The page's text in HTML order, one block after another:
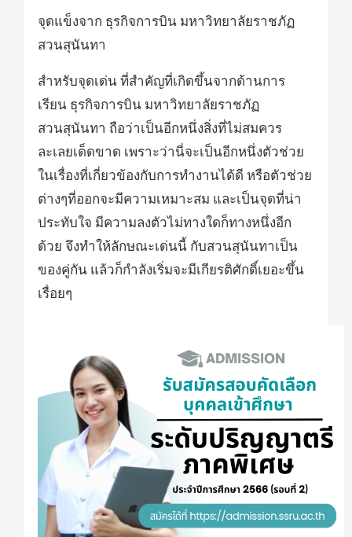
จุดแข็งจาก ธุรกิจการบิน มหาวิทยาลัยราชภัฏ
สวนสุนันทา
สำหรับจุดเด่น ที่สำคัญที่เกิดขึ้นจากด้านการ
เรียน ธุรกิจการบิน มหาวิทยาลัยราชภัฏ
สวนสุนันทา ถือว่าเป็นอีกหนึ่งสิ่งที่ไม่สมควร
ละเลยเด็ดขาด เพราะว่านี่จะเป็นอีกหนึ่งตัวช่วย
ในเรื่องที่เกี่ยวข้องกับการทำงานได้ดี หรือตัวช่วย
ต่างๆที่ออกจะมีความเหมาะสม และเป็นจุดที่น่า
ประทับใจ มีความลงตัวไม่ทางใดก็ทางหนึ่งอีก
ด้วย จึงทำให้ลักษณะเด่นนี้ กับสวนสุนันทาเป็น
ของคู่กัน แล้วก็กำลังเริ่มจะมีเกียรติศักดิ์เยอะขึ้น
เรื่อยๆ